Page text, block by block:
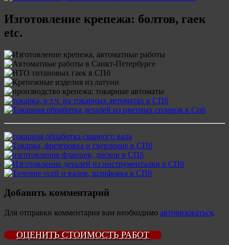
Изготовление крепежа: болтов, гаек
etc.
Добавить комментарий
Для отправки комментария вам необходимо авторизоваться.
ОЦЕНИТЬ СТОИМОСТЬ РАБОТ